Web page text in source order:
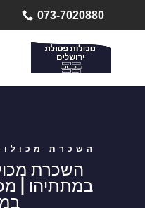
073-7020880
השכרת
השכרת
במתתיהו |